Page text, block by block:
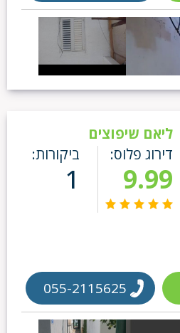
ליאם שיפוצים
דירוג פלוס:
9.99
ביקורות:
1
055-2115625